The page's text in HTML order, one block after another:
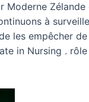
à
les empêcher
in Nursing .